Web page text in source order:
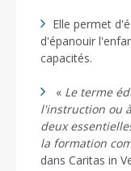
Elle permet
d'épanouir
capacités.
« Le terme
l'instruction ou
deux
la formation
dans Caritas in